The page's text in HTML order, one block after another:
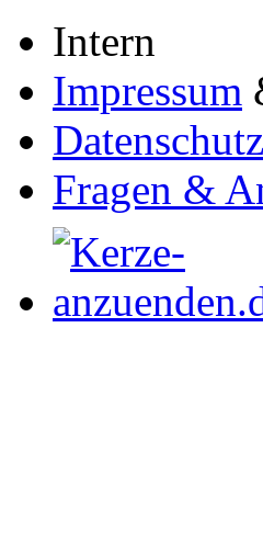
Intern
Impressum
Fragen &